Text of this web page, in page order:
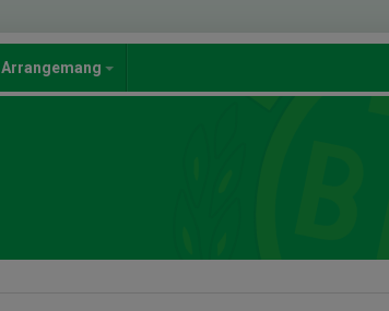
Arrangemang